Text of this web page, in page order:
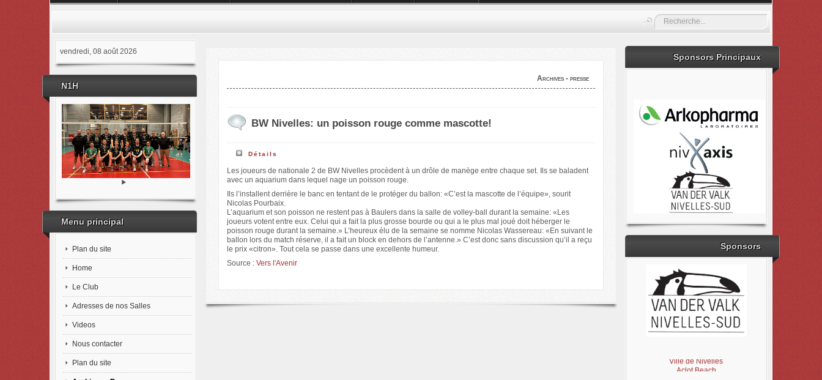
Rechercher
vendredi, 08 août 2026
N1H
Menu principal
Plan du site
Home
Le Club
Adresses de nos Salles
Videos
Nous contacter
Plan du site
Archives - presse
BW Nivelles: un poisson rouge comme mascotte!
Détails
Les joueurs de nationale 2 de BW Nivelles procèdent à un drôle de manège entre chaque set. Ils se baladent
avec un aquarium dans lequel nage un poisson rouge.
Ils l’installent derrière le banc en tentant de le protéger du ballon: «C’est la mascotte de l’équipe», sourit
Nicolas Pourbaix.
L’aquarium et son poisson ne restent pas à Baulers dans la salle de volley-ball durant la semaine: «Les
joueurs votent entre eux. Celui qui a fait la plus grosse bourde ou qui a le plus mal joué doit héberger le
poisson rouge durant la semaine.» L’heureux élu de la semaine se nomme Nicolas Wassereau: «En suivant le
ballon lors du match réserve, il a fait un block en dehors de l’antenne.» C’est donc sans discussion qu’il a reçu
le prix «citron». Tout cela se passe dans une excellente humeur.
Source : Vers l'Avenir
Sponsors Principaux
Sponsors
Ville de Nivelles
Aclot Beach